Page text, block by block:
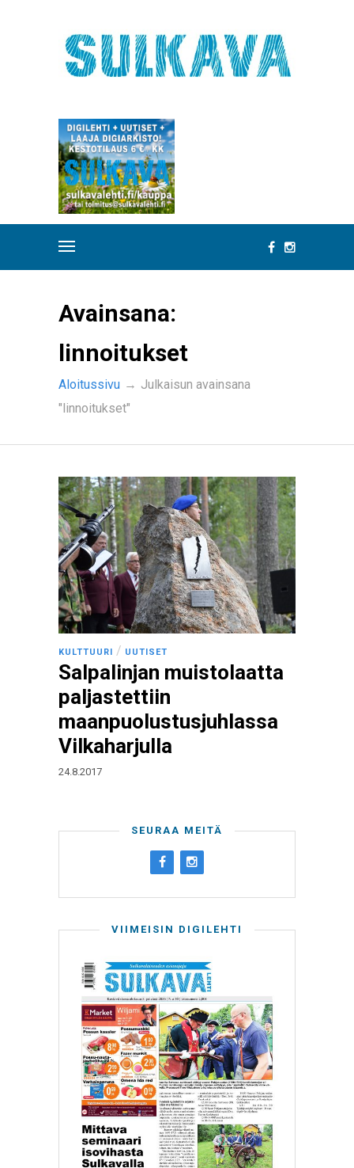
Avainsana:
linnoitukset
Aloitussivu → Julkaisun avainsana
"linnoitukset"
KULTTUURI / UUTISET
Salpalinjan muistolaatta
paljastettiin
maanpuolustusjuhlassa
Vilkaharjulla
24.8.2017
SEURAA MEITÄ
VIIMEISIN DIGILEHTI